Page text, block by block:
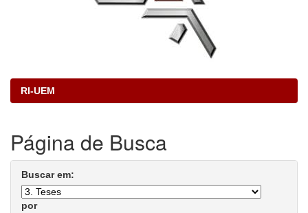
RI-UEM
Página de Busca
Buscar em:
por